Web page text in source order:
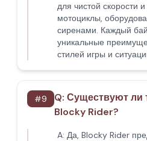
для чистой скорости
мотоциклы,
сиренами. Каждый
уникальные
стилей игры и
#9 Q: Существуют ли
Blocky Rider?
A: Да, Blocky Rider